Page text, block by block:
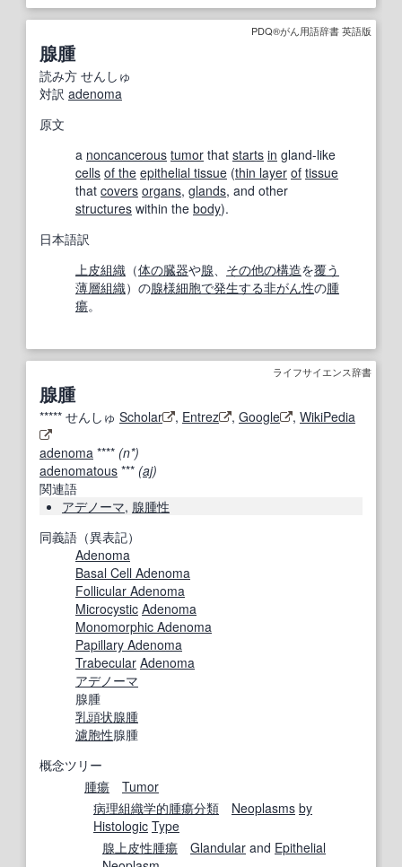
PDQ®がん用語辞書 英語版
腺腫
読み方 せんしゅ
対訳 adenoma
原文
a noncancerous tumor that starts in gland-like
cells of the epithelial tissue (thin layer of tissue
that covers organs, glands, and other
structures within the body).
日本語訳
上皮組織 （体の臓器や腺、 その他の構造を覆う
薄層組織）の腺様細胞で発生する非がん性の腫
瘍。
ライフサイエンス辞書
腺腫
***** せんしゅ Scholar , Entrez , Google , WikiPedia
adenoma **** (n*)
adenomatous *** (aj)
関連語
アデノーマ, 腺腫性
同義語（異表記）
Adenoma
Basal Cell Adenoma
Follicular Adenoma
Microcystic Adenoma
Monomorphic Adenoma
Papillary Adenoma
Trabecular Adenoma
アデノーマ
腺腫
乳頭状腺腫
濾胞性腺腫
概念ツリー
腫瘍
Tumor
病理組織学的腫瘍分類 Neoplasms by
Histologic Type
腺上皮性腫瘍
Glandular and Epithelial